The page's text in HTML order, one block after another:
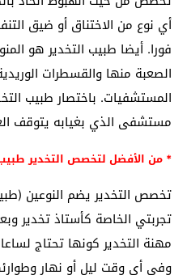
أي نوع من الاختناق أو ضيق
فورا. أيضا طبيب التخدير هو
الصعبة منها والقسطرات
المستشفيات. باختصار طبيب
مستشفى الذي بغيابه يتوقف
* من الأفضل لتخصص التخدير
تخصص التخدير يضم النوعين
تجربتي الخاصة كأستاذ تخدير
مهنة التخدير كونها تحتاج
وفى أي وقت ليل أو نهار